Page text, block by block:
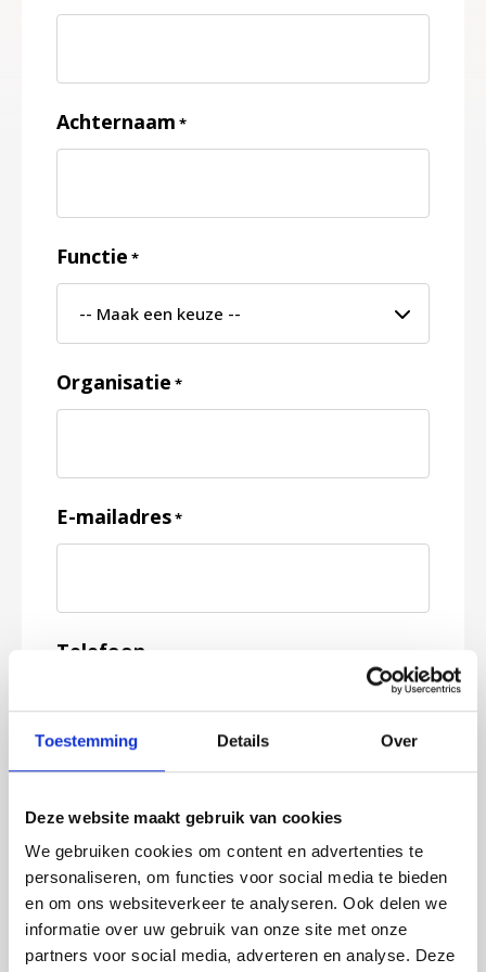
Toestemming Details Over
Deze website maakt gebruik van cookies
We gebruiken cookies om content en advertenties te
personaliseren, om functies voor social media te bieden
en om ons websiteverkeer te analyseren. Ook delen we
informatie over uw gebruik van onze site met onze
partners voor social media, adverteren en analyse. Deze
Achternaam *
Functie *
Organisatie *
E-mailadres*
Telefoon